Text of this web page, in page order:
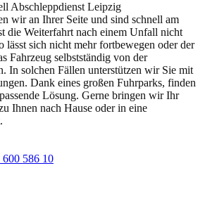
Abschleppdienst Leipzig
wir an Ihrer Seite und sind schnell am
die Weiterfahrt nach einem Unfall nicht
lässt sich nicht mehr fortbewegen oder der
Fahrzeug selbstständig von der
In solchen Fällen unterstützen wir Sie mit
Dank eines großen Fuhrparks, finden
Lösung. Gerne bringen wir Ihr
Ihnen nach Hause oder in eine
586 10